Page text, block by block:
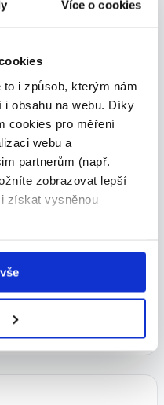
Více o cookies
i způsob, kterým nám
i obsahu na webu. Díky
cookies pro měření
webu a
partnerům (např.
zobrazovat lepší
získat vysněnou
|